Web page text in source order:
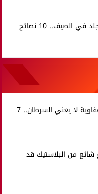
احذر التهابات الجلد في الصيف.. 10 نصائح
تورم العقد الليمفاوية لا يعني السرطان.. 7
شائع من البلاستيك قد